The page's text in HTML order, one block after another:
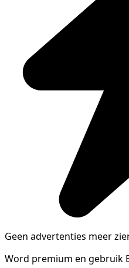
Geen advertenties meer
Word premium en gebruik